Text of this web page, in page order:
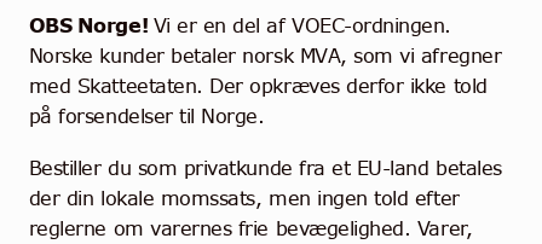
OBS Norge! Vi er en del af VOEC-ordningen.
Norske kunder betaler norsk MVA, som vi afregner
med Skatteetaten. Der opkræves derfor ikke told
på forsendelser til Norge.
Bestiller du som privatkunde fra et EU-land betales
der din lokale momssats, men ingen told efter
reglerne om varernes frie bevægelighed. Varer,